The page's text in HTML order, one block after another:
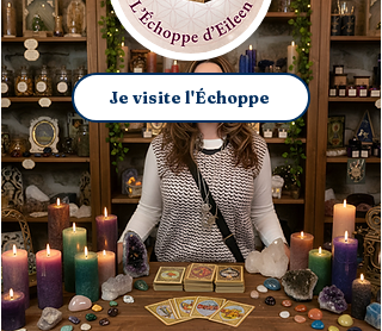
Je visite l'Échoppe